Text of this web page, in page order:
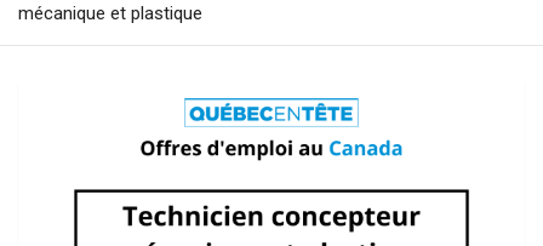
mécanique et plastique